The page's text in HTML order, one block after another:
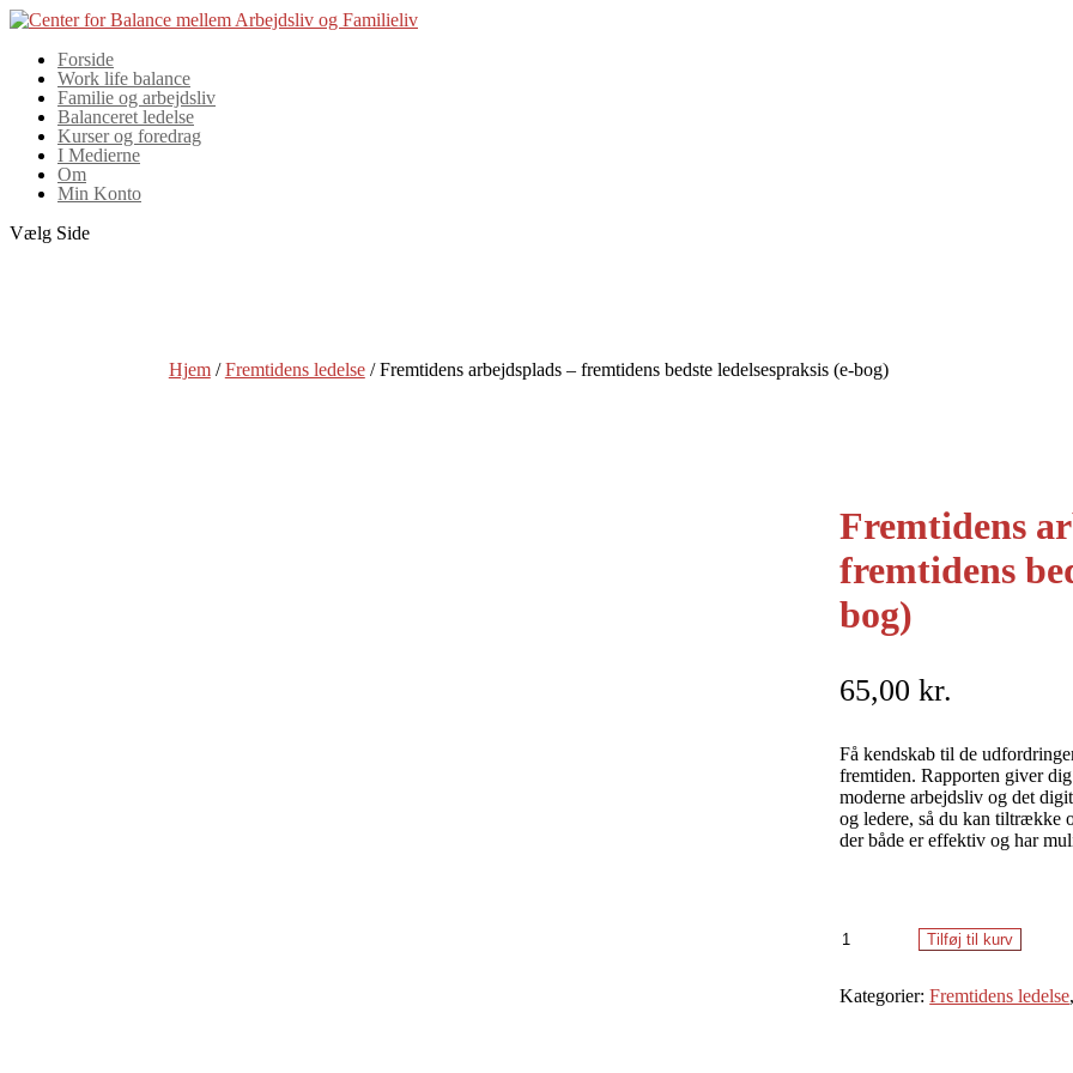
Forside
Work life balance
Familie og arbejdsliv
Balanceret ledelse
Kurser og foredrag
I Medierne
Om
Min Konto
Vælg Side
Hjem/Fremtidens ledelse/ Fremtidens arbejdsplads – fremtidens bedste ledelsespraksis (e-bog)
Fremtidens
fremtidens
bog)
65,00kr.
Få kendskab til de
fremtiden. Rapporten giver
moderne arbejdsliv og det
og ledere, så du kan tiltrække
der både er effektiv og har
Fremtidens
fremtidens
Tilføj til kurv
Kategorier:Fremtidens ledelse